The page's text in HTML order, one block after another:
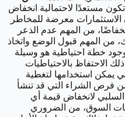
مستعدًا لاحتمالية انخفاض
معرضة للمخاطر
من المهم عدم الذعر
من المهم قبول الوضع واتخاذ
خطة احتياطية هو وسيلة
الاحتفاظ بالاحتياطيات
يمكن استخدامها لتغطية
من فرص الشراء التي قد تنشأ
السلبي لانخفاض قيمة أي
السوق، من الضروري